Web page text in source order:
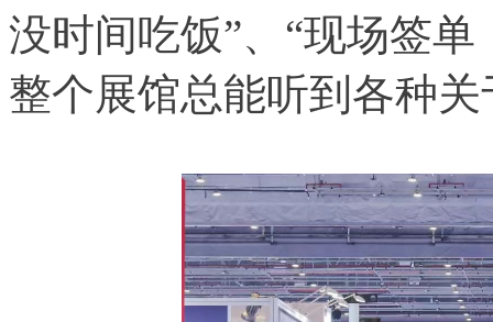
没时间吃饭”、“现场签
整个展馆总能听到各种